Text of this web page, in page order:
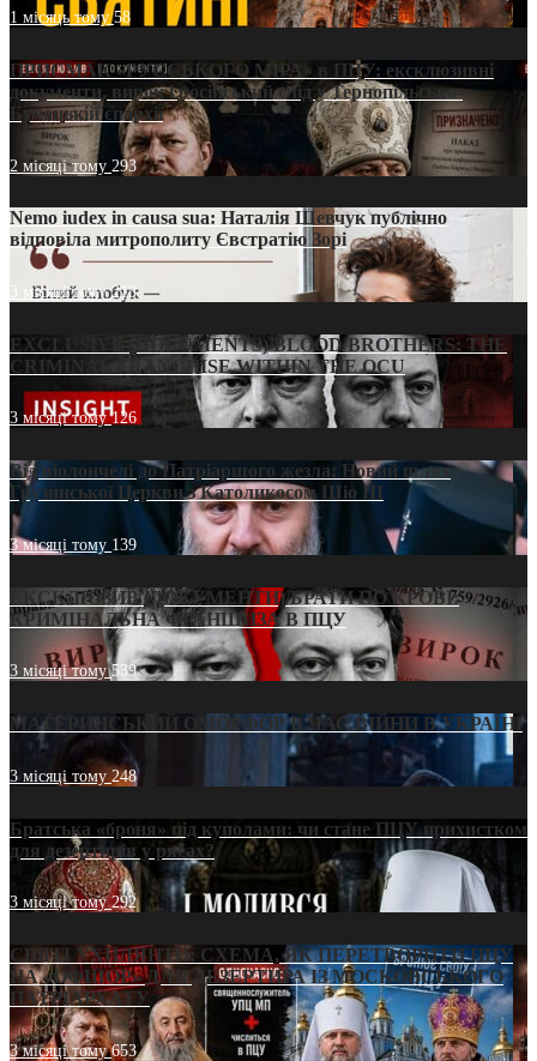
1 місяць тому58
ПРИСМАК «РУССЬКОГО МІРА» в ПЦУ: ексклюзивні
документи, вирок і російський слід у Тернопільсько-
Бучацькій єпархії
2 місяці тому 293
Nemo iudex in causa sua: Наталія Шевчук публічно
відповіла митрополиту Євстратію Зорі
3 місяці тому213
EXCLUSIVE (DOCUMENTS)/BLOOD BROTHERS: THE
CRIMINAL FRANCHISE WITHIN THE OCU
3 місяці тому126
Від віолончелі до Патріаршого жезла: Новий шлях
Грузинської Церкви з Католикосом Шіо III
3 місяці тому 139
ЕКСКЛЮЗИВ (ДОКУМЕНТИ)/БРАТИ ПО КРОВІ:
КРИМІНАЛЬНА ФРАНШИЗА В ПЦУ
3 місяці тому539
МАТЕРИНСЬКИЙ ОМОРФОР В ЧАС ВІЙНИ В УКРАЇНІ
3 місяці тому248
Братська «броня» під куполами: чи стане ПЦУ прихистком
для дезертирів у рясах?
3 місяці тому292
СВЯТІ УХИЛЯНТИ: СХЕМА, ЯК ПЕРЕТВОРИТИ ПЦУ
НА «ОФШОР» ДЛЯ ДЕЗЕРТИРА ІЗ МОСКОВСЬКОГО
ПАТРІАРХАТУ
3 місяці тому653